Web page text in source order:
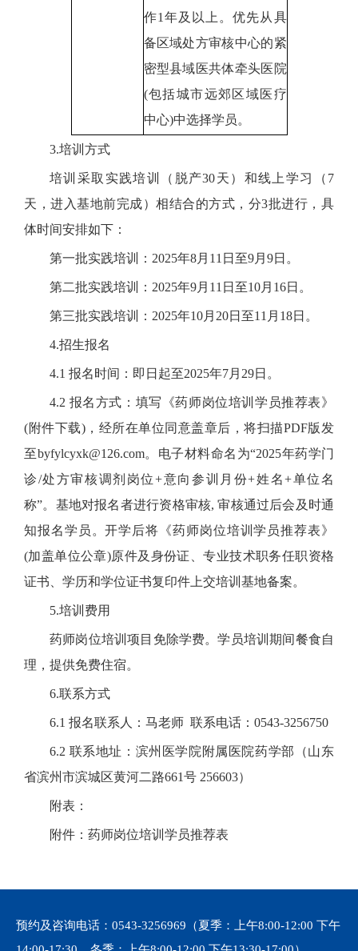
作1年及以上。优先从具
备区域处方审核中心的紧
密型县域医共体牵头医院
(包括城市远郊区域医疗
中心)中选择学员。
3.培训方式
培训采取实践培训（脱产30天）和线上学习（7
天，进入基地前完成）相结合的方式，分3批进行，具
体时间安排如下：
第一批实践培训：2025年8月11日至9月9日。
第二批实践培训：2025年9月11日至10月16日。
第三批实践培训：2025年10月20日至11月18日。
4.招生报名
4.1 报名时间：即日起至2025年7月29日。
4.2 报名方式：填写《药师岗位培训学员推荐表》
(附件下载)，经所在单位同意盖章后，将扫描PDF版发
至byfylcyxk@126.com。电子材料命名为“2025年药学门
诊/处方审核调剂岗位+意向参训月份+姓名+单位名
称”。基地对报名者进行资格审核, 审核通过后会及时通
知报名学员。开学后将《药师岗位培训学员推荐表》
(加盖单位公章)原件及身份证、专业技术职务任职资格
证书、学历和学位证书复印件上交培训基地备案。
5.培训费用
药师岗位培训项目免除学费。学员培训期间餐食自
理，提供免费住宿。
6.联系方式
6.1 报名联系人：马老师 联系电话：0543-3256750
6.2 联系地址：滨州医学院附属医院药学部（山东
省滨州市滨城区黄河二路661号 256603）
附表：
附件：药师岗位培训学员推荐表
预约及咨询电话： 0543-3256969 （夏季：上午8:00-12:00 下午